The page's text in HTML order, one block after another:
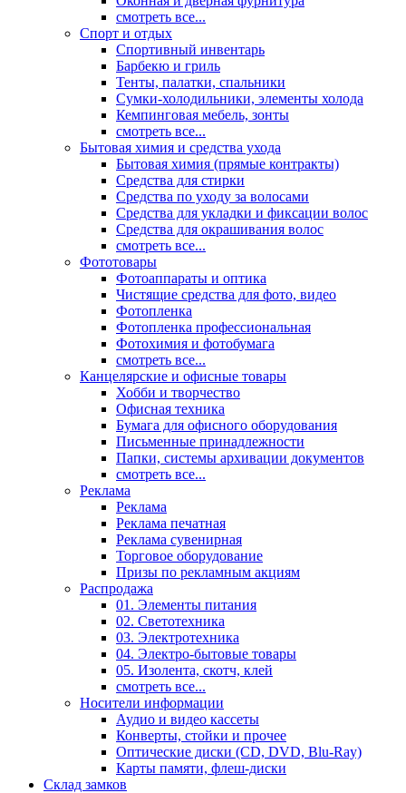
смотреть все...
Спорт и отдых
Спортивный инвентарь
Барбекю и гриль
Тенты, палатки, спальники
Сумки-холодильники, элементы холода
Кемпинговая мебель, зонты
смотреть все...
Бытовая химия и средства ухода
Бытовая химия (прямые контракты)
Средства для стирки
Средства по уходу за волосами
Средства для укладки и фиксации волос
Средства для окрашивания волос
смотреть все...
Фототовары
Фотоаппараты и оптика
Чистящие средства для фото, видео
Фотопленка
Фотопленка профессиональная
Фотохимия и фотобумага
смотреть все...
Канцелярские и офисные товары
Хобби и творчество
Офисная техника
Бумага для офисного оборудования
Письменные принадлежности
Папки, системы архивации документов
смотреть все...
Реклама
Реклама
Реклама печатная
Реклама сувенирная
Торговое оборудование
Призы по рекламным акциям
Распродажа
01. Элементы питания
02. Светотехника
03. Электротехника
04. Электро-бытовые товары
05. Изолента, скотч, клей
смотреть все...
Носители информации
Аудио и видео кассеты
Конверты, стойки и прочее
Оптические диски (CD, DVD, Blu-Ray)
Карты памяти, флеш-диски
Склад замков